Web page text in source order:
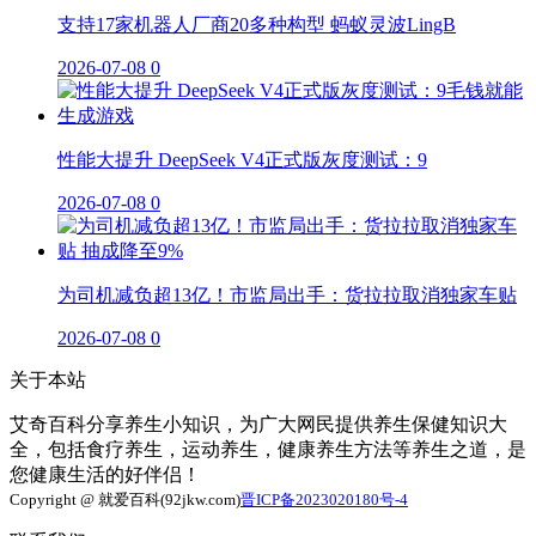
支持17家机器人厂商20多种构型 蚂蚁灵波LingB
2026-07-08 0
性能大提升 DeepSeek V4正式版灰度测试：9
2026-07-08 0
为司机减负超13亿！市监局出手：货拉拉取消独家车贴
2026-07-08 0
关于本站
艾奇百科分享养生小知识，为广大网民提供养生保健知识大
全，包括食疗养生，运动养生，健康养生方法等养生之道，是
您健康生活的好伴侣！
Copyright @ 就爱百科(92jkw.com)晋ICP备2023020180号-4